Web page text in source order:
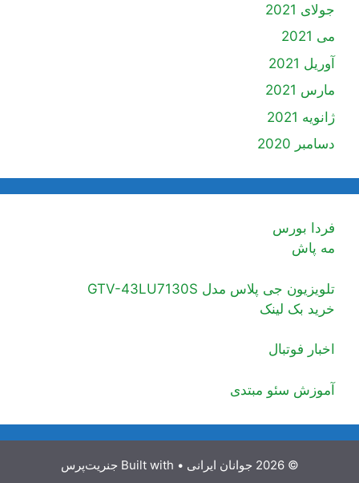
جولای 2021
می 2021
آوریل 2021
مارس 2021
ژانویه 2021
دسامبر 2020
فردا بورس
مه پاش
تلویزیون جی پلاس مدل GTV-43LU7130S
خرید بک لینک
اخبار فوتبال
آموزش سئو مبتدی
© 2026 جوانان ایرانی • Built with جنریت‌پرس